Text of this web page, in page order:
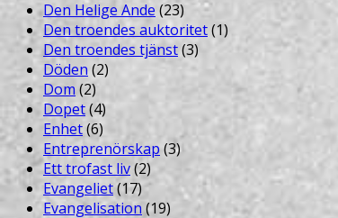
Den Helige Ande (23)
Den troendes auktoritet(1)
Den troendes tjänst(3)
Döden (2)
Dom(2)
Dopet(4)
Enhet(6)
Entreprenörskap(3)
Ett trofast liv(2)
Evangeliet(17)
Evangelisation (19)